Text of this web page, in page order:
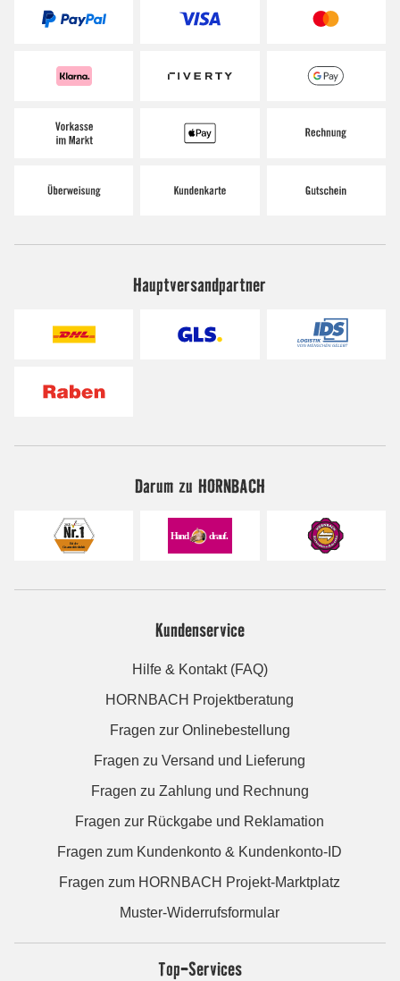
Hauptversandpartner
Darum zu HORNBACH
Kundenservice
Hilfe & Kontakt (FAQ)
HORNBACH Projektberatung
Fragen zur Onlinebestellung
Fragen zu Versand und Lieferung
Fragen zu Zahlung und Rechnung
Fragen zur Rückgabe und Reklamation
Fragen zum Kundenkonto & Kundenkonto-ID
Fragen zum HORNBACH Projekt-Marktplatz
Muster-Widerrufsformular
Top-Services